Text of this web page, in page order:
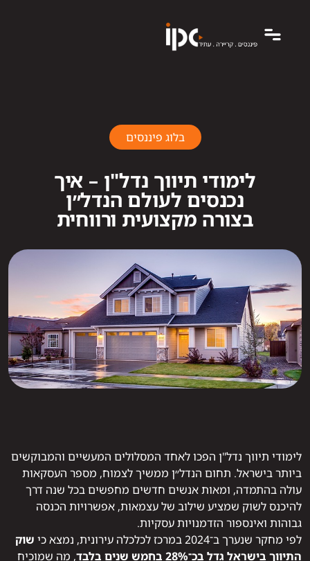
בלוג פיננסים
לימודי תיווך נדל"ן – איך
נכנסים לעולם הנדל״ן
בצורה מקצועית ורווחית
לימודי תיווך נדל"ן הפכו לאחד המסלולים המעשיים והמבוקשים
ביותר בישראל. תחום הנדל״ן ממשיך לצמוח, מספר העסקאות
עולה בהתמדה, ומאות אנשים חדשים מחפשים בכל שנה דרך
להיכנס לשוק שמציע שילוב של עצמאות, אפשרויות הכנסה
גבוהות ואינספור הזדמנויות עסקיות.
לפי מחקר שנערך ב־2024 במרכז לכלכלה עירונית, נמצא כי
שוק
התיווך בישראל גדל בכ־28% בחמש שנים בלבד
, מה שמוכיח